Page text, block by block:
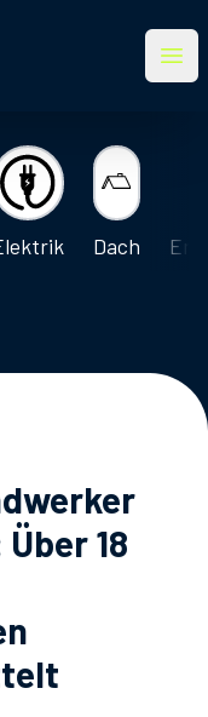
Dach
18